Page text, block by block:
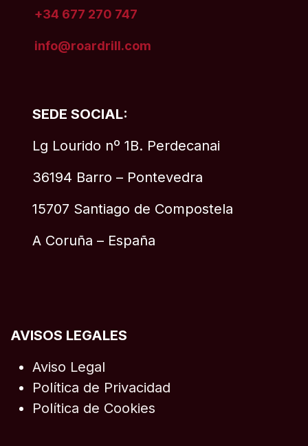
SEDE SOCIAL:
Lg Lourido nº 1B. Perdecanai
36194 Barro – Pontevedra
15707 Santiago de Compostela
A Coruña – España
+34 677 270 747
info@roardrill.com
AVISOS LEGALES
Aviso Legal
Política de Privacidad
Política de Cookies